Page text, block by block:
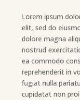
Lorem ipsum
elit, sed do
dolore magna
nostrud
ea commodo
reprehenderit in
fugiat nulla
cupidatat non